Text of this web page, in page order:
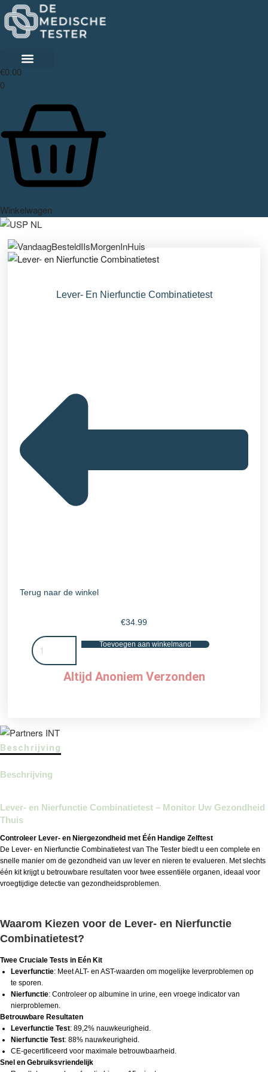
€0.00
0
Winkelwagen
Lever- En Nierfunctie Combinatietest
Terug naar de winkel
€34.99
Lever-
en
Nierfunctie
Combinatietest
Toevoegen aan winkelmand
Altijd Anoniem Verzonden
Beschrijving
Beschrijving
Lever- en Nierfunctie Combinatietest – Monitor Uw Gezondheid
Thuis
Controleer Lever- en Niergezondheid met Één Handige Zelftest
De Lever- en Nierfunctie Combinatietest van The Tester biedt u een complete en
snelle manier om de gezondheid van uw lever en nieren te evalueren. Met slechts
één kit krijgt u betrouwbare resultaten voor twee essentiële organen, ideaal voor
vroegtijdige detectie van gezondheidsproblemen.
Waarom Kiezen voor de Lever- en Nierfunctie
Combinatietest?
Twee Cruciale Tests in Eén Kit
Leverfunctie: Meet ALT- en AST-waarden om mogelijke leverproblemen op
te sporen.
Nierfunctie: Controleer op albumine in urine, een vroege indicator van
nierproblemen.
Betrouwbare Resultaten
Leverfunctie Test: 89,2% nauwkeurigheid.
Nierfunctie Test: 88% nauwkeurigheid.
CE-gecertificeerd voor maximale betrouwbaarheid.
Snel en Gebruiksvriendelijk